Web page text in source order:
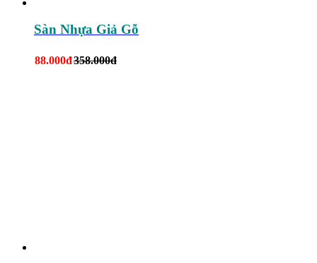
Sàn Nhựa Giả Gỗ
88.000đ358.000đ